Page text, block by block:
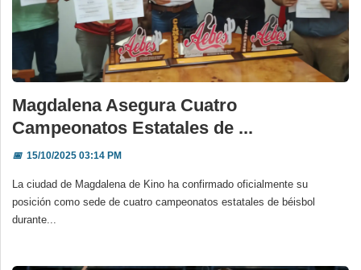
Magdalena Asegura Cuatro
Campeonatos Estatales de ...
📅15/10/2025 03:14 PM
La ciudad de Magdalena de Kino ha confirmado oficialmente su
posición como sede de cuatro campeonatos estatales de béisbol
durante...